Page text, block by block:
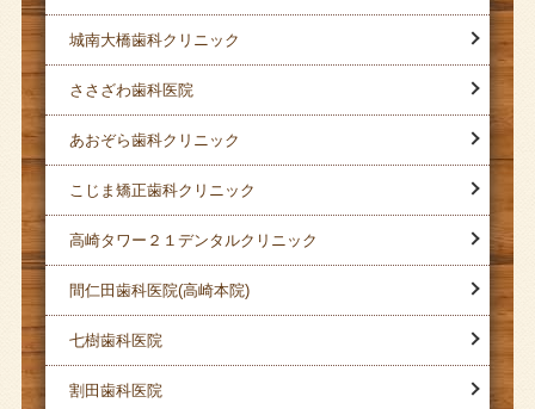
城南大橋歯科クリニック
ささざわ歯科医院
あおぞら歯科クリニック
こじま矯正歯科クリニック
高崎タワー２１デンタルクリニック
間仁田歯科医院(高崎本院)
七樹歯科医院
割田歯科医院